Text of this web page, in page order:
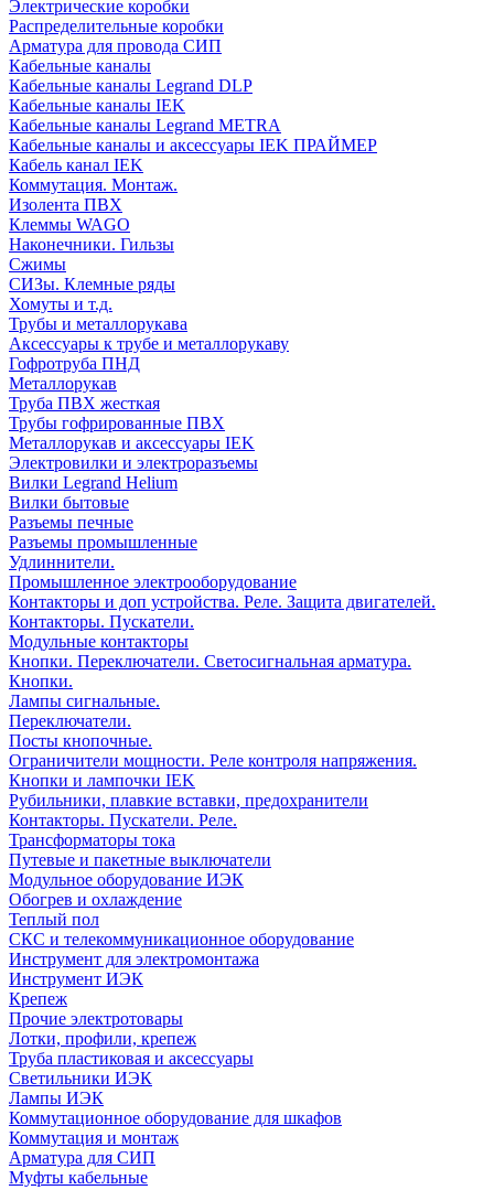
Электрические коробки
Распределительные коробки
Арматура для провода СИП
Кабельные каналы
Кабельные каналы Legrand DLP
Кабельные каналы IEK
Кабельные каналы Legrand METRA
Кабельные каналы и аксессуары IEK ПРАЙМЕР
Кабель канал IEK
Коммутация. Монтаж.
Изолента ПВХ
Клеммы WAGO
Наконечники. Гильзы
Сжимы
СИЗы. Клемные ряды
Хомуты и т.д.
Трубы и металлорукава
Аксессуары к трубе и металлорукаву
Гофротруба ПНД
Металлорукав
Труба ПВХ жесткая
Трубы гофрированные ПВХ
Металлорукав и аксессуары IEK
Электровилки и электроразъемы
Вилки Legrand Helium
Вилки бытовые
Разъемы печные
Разъемы промышленные
Удлиннители.
Промышленное электрооборудование
Контакторы и доп устройства. Реле. Защита двигателей.
Контакторы. Пускатели.
Модульные контакторы
Кнопки. Переключатели. Светосигнальная арматура.
Кнопки.
Лампы сигнальные.
Переключатели.
Посты кнопочные.
Ограничители мощности. Реле контроля напряжения.
Кнопки и лампочки IEK
Рубильники, плавкие вставки, предохранители
Контакторы. Пускатели. Реле.
Трансформаторы тока
Путевые и пакетные выключатели
Модульное оборудование ИЭК
Обогрев и охлаждение
Теплый пол
СКС и телекоммуникационное оборудование
Инструмент для электромонтажа
Инструмент ИЭК
Крепеж
Прочие электротовары
Лотки, профили, крепеж
Труба пластиковая и аксессуары
Светильники ИЭК
Лампы ИЭК
Коммутационное оборудование для шкафов
Коммутация и монтаж
Арматура для СИП
Муфты кабельные